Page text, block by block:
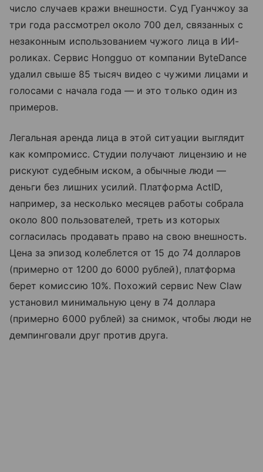
число случаев кражи внешности. Суд Гуанчжоу за
три года рассмотрел около 700 дел, связанных с
незаконным использованием чужого лица в ИИ-
роликах. Сервис Hongguo от компании ByteDance
удалил свыше 85 тысяч видео с чужими лицами и
голосами с начала года — и это только один из
примеров.
Легальная аренда лица в этой ситуации выглядит
как компромисс. Студии получают лицензию и не
рискуют судебным иском, а обычные люди —
деньги без лишних усилий. Платформа ActID,
например, за несколько месяцев работы собрала
около 800 пользователей, треть из которых
согласилась продавать право на свою внешность.
Цена за эпизод колеблется от 15 до 74 долларов
(примерно от 1200 до 6000 рублей), платформа
берет комиссию 10%. Похожий сервис New Claw
установил минимальную цену в 74 доллара
(примерно 6000 рублей) за снимок, чтобы люди не
демпинговали друг против друга.